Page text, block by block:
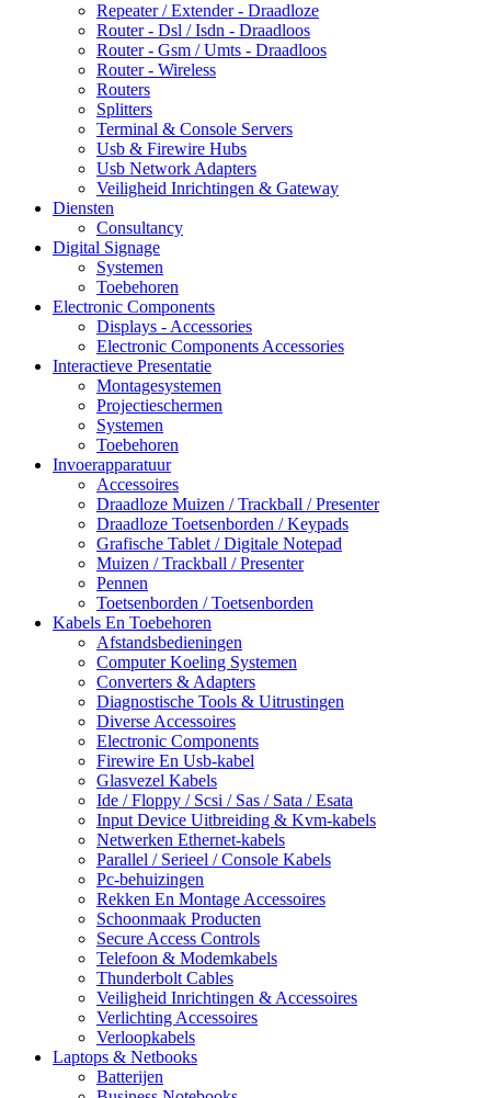
Repeater / Extender - Draadloze
Router - Dsl / Isdn - Draadloos
Router - Gsm / Umts - Draadloos
Router - Wireless
Routers
Splitters
Terminal & Console Servers
Usb & Firewire Hubs
Usb Network Adapters
Veiligheid Inrichtingen & Gateway
Diensten
Consultancy
Digital Signage
Systemen
Toebehoren
Electronic Components
Displays - Accessories
Electronic Components Accessories
Interactieve Presentatie
Montagesystemen
Projectieschermen
Systemen
Toebehoren
Invoerapparatuur
Accessoires
Draadloze Muizen / Trackball / Presenter
Draadloze Toetsenborden / Keypads
Grafische Tablet / Digitale Notepad
Muizen / Trackball / Presenter
Pennen
Toetsenborden / Toetsenborden
Kabels En Toebehoren
Afstandsbedieningen
Computer Koeling Systemen
Converters & Adapters
Diagnostische Tools & Uitrustingen
Diverse Accessoires
Electronic Components
Firewire En Usb-kabel
Glasvezel Kabels
Ide / Floppy / Scsi / Sas / Sata / Esata
Input Device Uitbreiding & Kvm-kabels
Netwerken Ethernet-kabels
Parallel / Serieel / Console Kabels
Pc-behuizingen
Rekken En Montage Accessoires
Schoonmaak Producten
Secure Access Controls
Telefoon & Modemkabels
Thunderbolt Cables
Veiligheid Inrichtingen & Accessoires
Verlichting Accessoires
Verloopkabels
Laptops & Netbooks
Batterijen